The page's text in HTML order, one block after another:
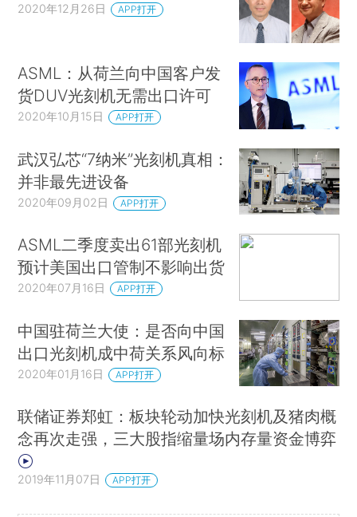
2020年12月26日 APP打开
ASML：从荷兰向中国客户发
货DUV光刻机无需出口许可
2020年10月15日 APP打开
武汉弘芯“7纳米”光刻机真相：
并非最先进设备
2020年09月02日 APP打开
ASML二季度卖出61部光刻机
预计美国出口管制不影响出货
2020年07月16日 APP打开
中国驻荷兰大使：是否向中国
出口光刻机成中荷关系风向标
2020年01月16日 APP打开
联储证券郑虹：板块轮动加快光刻机及猪肉概
念再次走强，三大股指缩量场内存量资金博弈
2019年11月07日 APP打开